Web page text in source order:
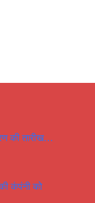
की तारीख…
कंपंनी को